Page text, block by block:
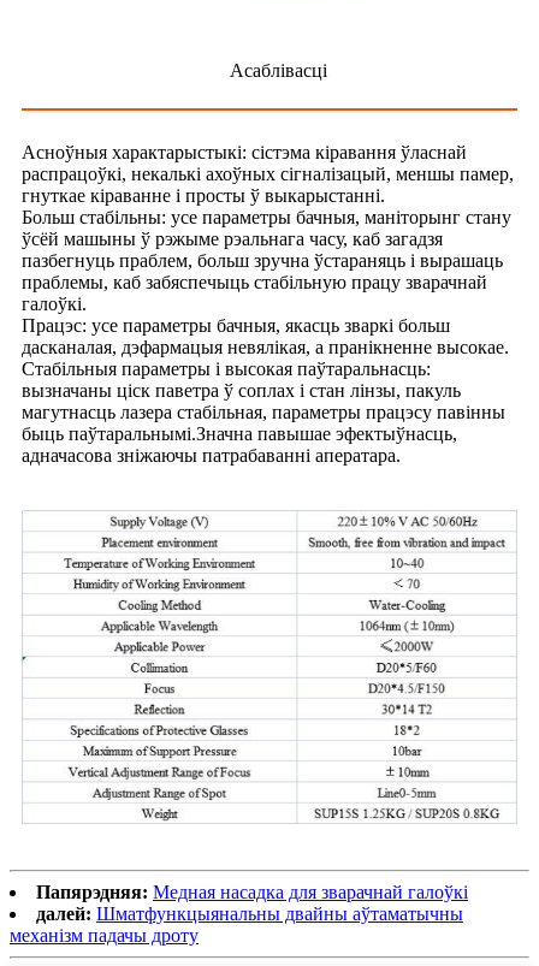
Асаблівасці
Асноўныя характарыстыкі: сістэма кіравання ўласнай
распрацоўкі, некалькі ахоўных сігналізацый, меншы памер,
гнуткае кіраванне і просты ў выкарыстанні.
Больш стабільны: усе параметры бачныя, маніторынг стану
ўсёй машыны ў рэжыме рэальнага часу, каб загадзя
пазбегнуць праблем, больш зручна ўстараняць і вырашаць
праблемы, каб забяспечыць стабільную працу зварачнай
галоўкі.
Працэс: усе параметры бачныя, якасць зваркі больш
дасканалая, дэфармацыя невялікая, а пранікненне высокае.
Стабільныя параметры і высокая паўтаральнасць:
вызначаны ціск паветра ў соплах і стан лінзы, пакуль
магутнасць лазера стабільная, параметры працэсу павінны
быць паўтаральнымі.Значна павышае эфектыўнасць,
адначасова зніжаючы патрабаванні аператара.
Папярэдняя: Медная насадка для зварачнай галоўкі
далей: Шматфункцыянальны двайны аўтаматычны
механізм падачы дроту